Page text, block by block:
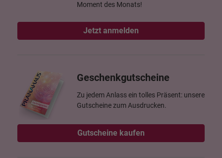
Moment des Monats!
Jetzt anmelden
Geschenkgutscheine
Zu jedem Anlass ein tolles Präsent: unsere
Gutscheine zum Ausdrucken.
Gutscheine kaufen